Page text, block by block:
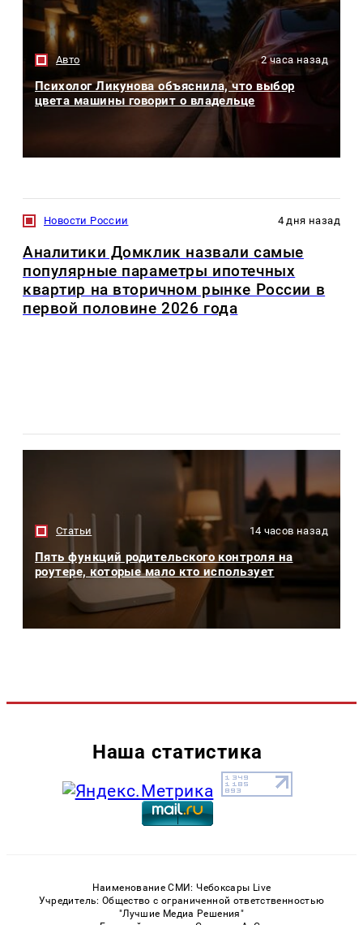
Авто 2 часа назад
Психолог Ликунова объяснила, что выбор
цвета машины говорит о владельце
Новости России 4 дня назад
Аналитики Домклик назвали самые
популярные параметры ипотечных
квартир на вторичном рынке России в
первой половине 2026 года
Статьи 14 часов назад
Пять функций родительского контроля на
роутере, которые мало кто использует
Наша статистика
Наименование СМИ: Чебоксары Live
Учредитель: Общество с ограниченной ответственностью
"Лучшие Медиа Решения"